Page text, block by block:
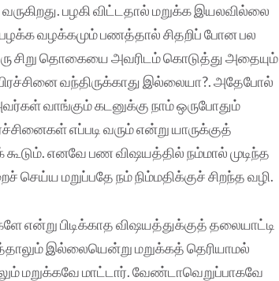
பழகி விட்டதால் மறுக்க இயலவில்லை
வழக்கமும் பணத்தால் சிதறிப் போன பல
தொகையை அவரிடம் கொடுத்து அதையும்
வந்திருக்காது இல்லையா?. அதேபோல்
வாங்கும் கடனுக்கு நாம் ஒருபோதும்
எப்படி வரும் என்று யாருக்குத்
கூடும். எனவே பண விஷயத்தில் நம்மால் முடிந்த
மறுப்பதே நம் நிம்மதிக்குச் சிறந்த வழி.
என்று பிடிக்காத விஷயத்துக்குத் தலையாட்டி
இல்லையென்று மறுக்கத் தெரியாமல்
மறுக்கவே மாட்டார். வேண்டாவெறுப்பாகவே